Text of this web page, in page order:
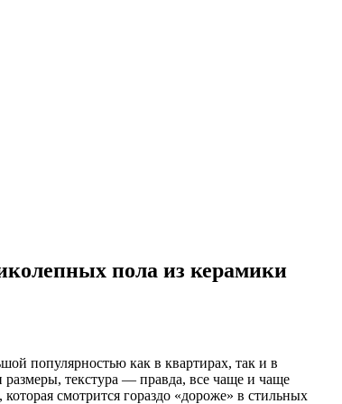
пола из керамики
популярностью как в квартирах, так и в
текстура — правда, все чаще и чаще
смотрится гораздо «дороже» в стильных